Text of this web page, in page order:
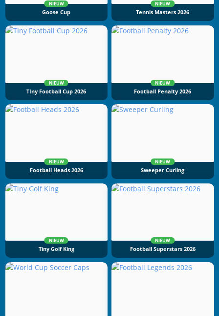
NIEUW
Goose Cup
NIEUW
Tennis Masters 2026
NIEUW
TIny Football Cup 2026
NIEUW
Football Penalty 2026
NIEUW
Football Heads 2026
NIEUW
Sweeper Curling
NIEUW
Tiny Golf King
NIEUW
Football Superstars 2026